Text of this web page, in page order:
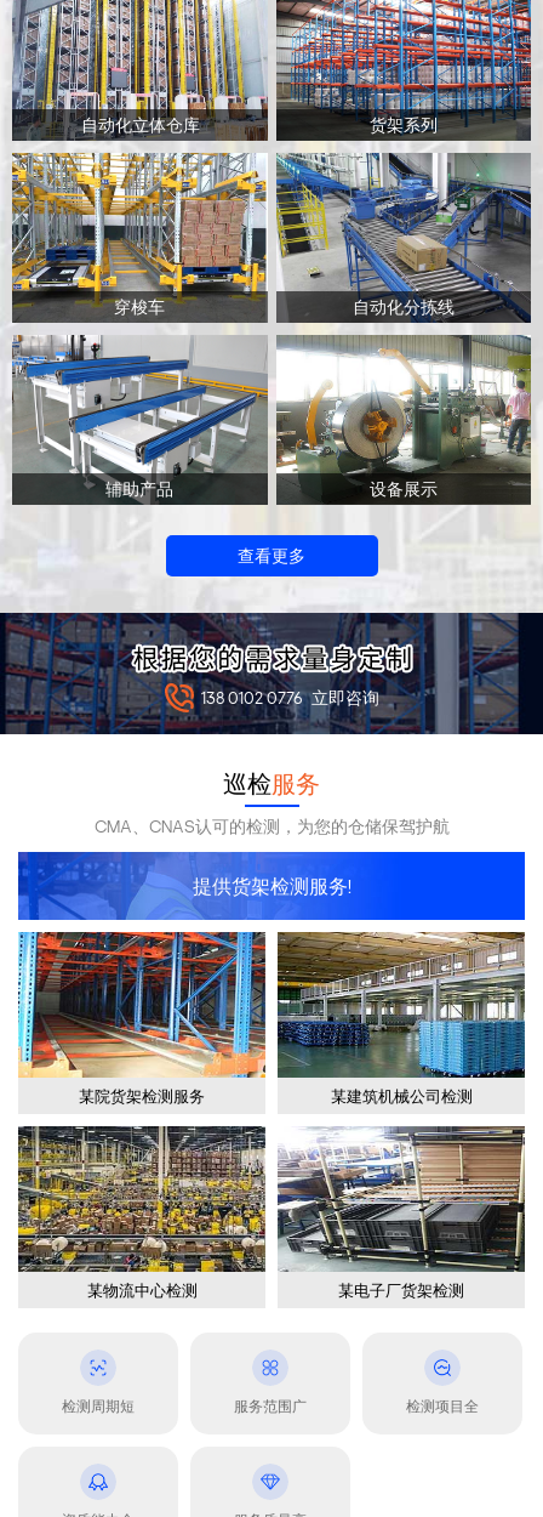
自动化立体仓库 货架系列
穿梭车 自动化分拣线
辅助产品 设备展示
查看更多
138 0102 0776 立即咨询
巡检服务
CMA、CNAS认可的检测，为您的仓储保驾护航
提供货架检测服务!
某院货架检测服务 某建筑机械公司检测
某物流中心检测 某电子厂货架检测
检测周期短 服务范围广 检测项目全